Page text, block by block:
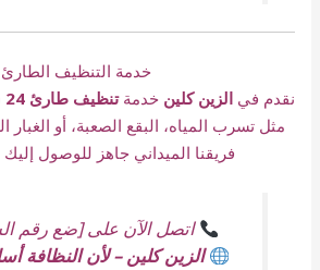
خدمة التنظيف الطارئ
نقدم فيالزين كلين خدمةتنظيف طارئ 24 ساعة
مثل تسرب المياه، البقع الصعبة، أو
فريقنا الميداني جاهز للوصول
اتصل الآن على [ضع رقم
الزين كلين – لأن النظافة